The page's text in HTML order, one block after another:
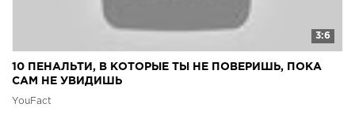
3:6
10 ПЕНАЛЬТИ, В КОТОРЫЕ ТЫ НЕ ПОВЕРИШЬ, ПОКА
САМ НЕ УВИДИШЬ
YouFact